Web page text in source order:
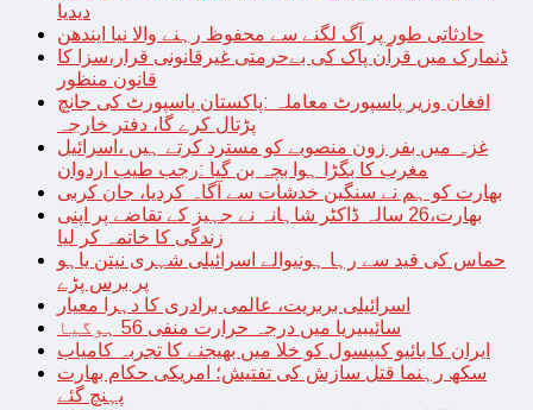
دیدیا
حادثاتی طور پر آگ لگنے سے محفوظ رہنے والا نیا ایندھن
ڈنمارک میں قرآن پاک کی بےحرمتی غیرقانونی قرار،سزا کا
قانون منظور
افغان وزیر پاسپورٹ معاملہ :پاکستان پاسپورٹ کی جانچ
پڑتال کرے گا، دفتر خارجہ
غزہ میں بفر زون منصوبے کو مسترد کرتے ہیں ،اسرائیل
مغرب کا بگڑا ہوا بچہ بن گیا :رجب طیب اردوان
بھارت کو ہم نے سنگین خدشات سے آگاہ کردیا، جان کربی
بھارت،26 سالہ ڈاکٹر شاہانہ نے جہیز کے تقاضے پر اپنی
زندگی کا خاتمہ کر لیا
حماس کی قید سے رہا ہونیوالے اسرائیلی شہری نیتن یاہو
پر برس پڑے
اسرائیلی بربریت، عالمی برادری کا دہرا معیار
سائیبیریا میں درجہ حرارت منفی 56 ہوگیا
ایران کا بائیو کیپسول کو خلا میں بھیجنے کا تجربہ کامیاب
سکھ رہنما قتل سازش کی تفتیش؛ امریکی حکام بھارت
پہنچ گئے